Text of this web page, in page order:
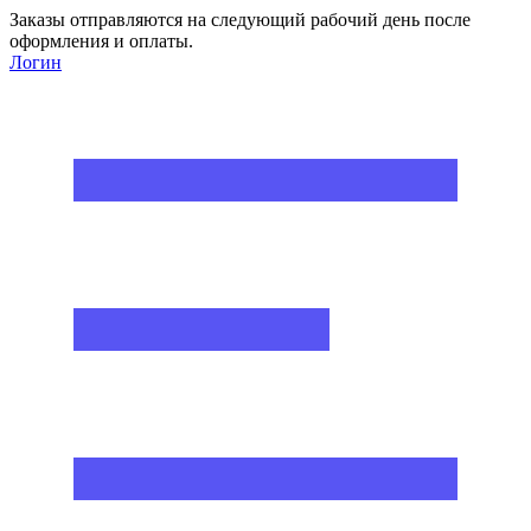
Заказы отправляются на следующий рабочий день после
оформления и оплаты.
Логин